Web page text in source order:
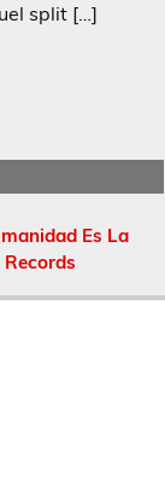
split […]
Es La
Records